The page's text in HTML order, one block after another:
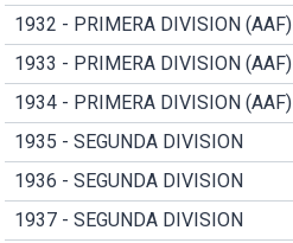
1932 - PRIMERA DIVISION (AAF)
1933 - PRIMERA DIVISION (AAF)
1934 - PRIMERA DIVISION (AAF)
1935 - SEGUNDA DIVISION
1936 - SEGUNDA DIVISION
1937 - SEGUNDA DIVISION